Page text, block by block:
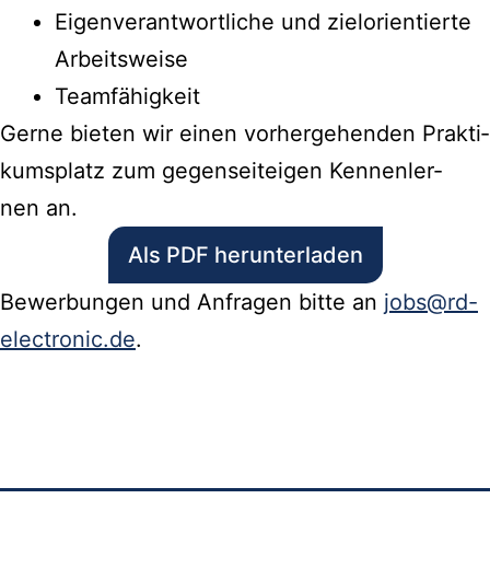
Eigen­ver­ant­wort­li­che und ziel­ori­en­tier­te
Arbeitsweise
Team­fä­hig­keit
Ger­ne bie­ten wir einen vor­her­ge­hen­den Prak­ti­
kums­platz zum gegen­sei­t­ei­gen Ken­nen­ler­
nen an.
Als PDF herunterladen
Bewer­bun­gen und Anfra­gen bit­te an jobs@rd-
electronic.de.